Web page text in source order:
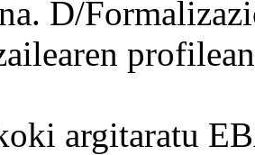
D/
argitaratu